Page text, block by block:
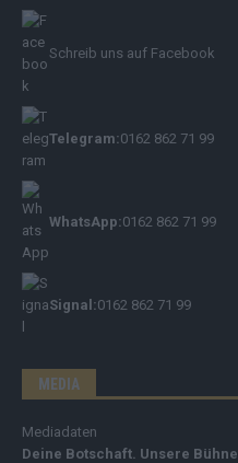
Schreib uns auf Facebook
Telegram:0162 862 71 99
WhatsApp:0162 862 71 99
Signal:0162 862 71 99
MEDIA
Mediadaten
Deine Botschaft. Unsere Bühne.